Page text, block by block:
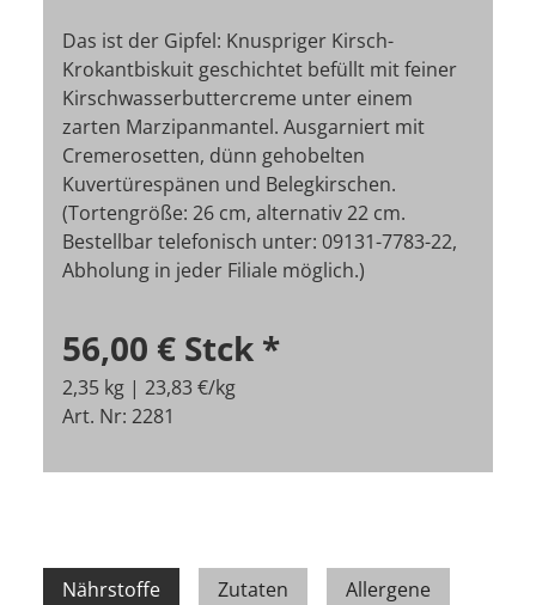
Das ist der Gipfel: Knuspriger Kirsch-
Krokantbiskuit geschichtet befüllt mit feiner
Kirschwasserbuttercreme unter einem
zarten Marzipanmantel. Ausgarniert mit
Cremerosetten, dünn gehobelten
Kuvertürespänen und Belegkirschen.
(Tortengröße: 26 cm, alternativ 22 cm.
Bestellbar telefonisch unter: 09131-7783-22,
Abholung in jeder Filiale möglich.)
56,00 € Stck *
2,35 kg | 23,83 €/kg
Art. Nr: 2281
Nährstoffe Zutaten Allergene